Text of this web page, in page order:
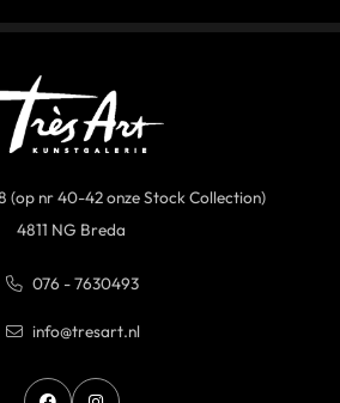
(op nr 40-42 onze Stock Collection)
4811 NG Breda
076 - 7630493
info@tresart.nl